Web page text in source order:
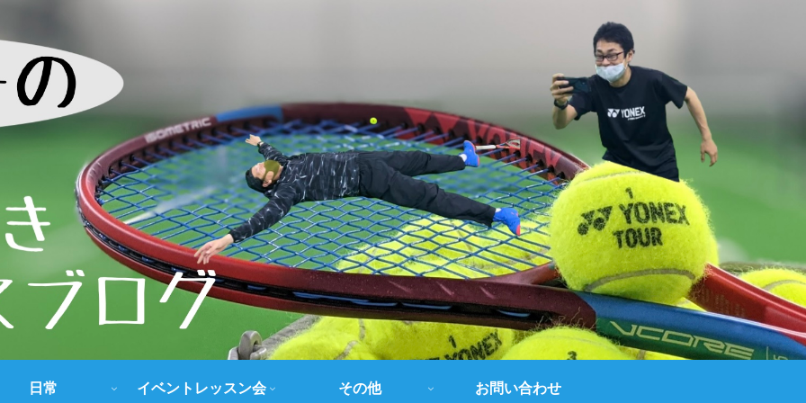
日常 イベントレッスン会 その他 お問い合わせ